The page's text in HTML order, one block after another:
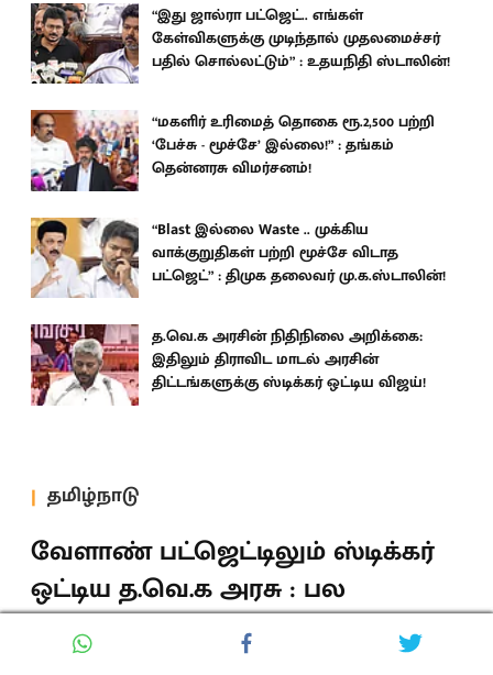
“இது ஜால்ரா பட்ஜெட்.. எங்கள்
கேள்விகளுக்கு முடிந்தால் முதலமைச்சர்
பதில் சொல்லட்டும்” : உதயநிதி ஸ்டாலின்!
“மகளிர் உரிமைத் தொகை ரூ.2,500 பற்றி
‘பேச்சு - மூச்சே’ இல்லை!” : தங்கம்
தென்னரசு விமர்சனம்!
“Blast இல்லை Waste .. முக்கிய
வாக்குறுதிகள் பற்றி மூச்சே விடாத
பட்ஜெட்” : திமுக தலைவர் மு.க.ஸ்டாலின்!
த.வெ.க அரசின் நிதிநிலை அறிக்கை:
இதிலும் திராவிட மாடல் அரசின்
திட்டங்களுக்கு ஸ்டிக்கர் ஒட்டிய விஜய்!
தமிழ்நாடு
வேளாண் பட்ஜெட்டிலும் ஸ்டிக்கர்
ஒட்டிய த.வெ.க அரசு : பல
திட்டங்களுக்கு நிதியும் குறைப்பு!